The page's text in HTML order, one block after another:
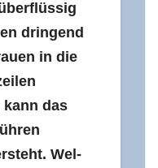
drin­gend
in die
das
Wel­